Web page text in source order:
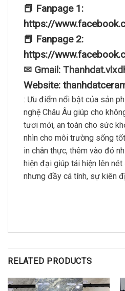
📕 Fanpage 1:
https://
📕 Fanpage 2:
https://
✉ Gmail:
Website:
: Ưu điểm nổi bật của sản
nghệ Châu Âu giúp cho
tươi mới, an toàn cho sức
nhìn cho môi trường sống
in chân thực, thêm vào đó
hiện đại giúp tái hiện lên
nhưng đầy cá tính, sự kiên
RELATED PRODUCTS